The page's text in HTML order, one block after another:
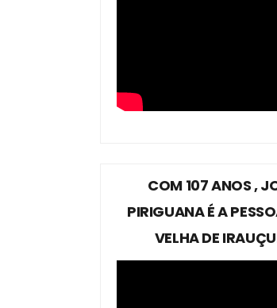
COM 107 ANOS ,
PIRIGUANA É A
VELHA DE